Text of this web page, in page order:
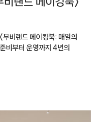
무비랜드 메이킹북: 매일의
비부터 운영까지 4년의